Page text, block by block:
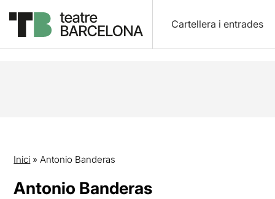
Cartellera i entrades
Inici »Antonio Banderas
Antonio Banderas